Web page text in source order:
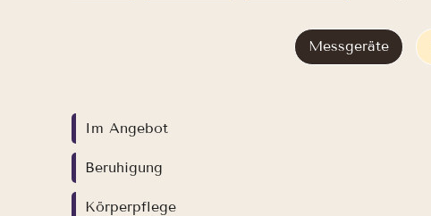
Im Angebot
Beruhigung
Körperpflege
Messgeräte